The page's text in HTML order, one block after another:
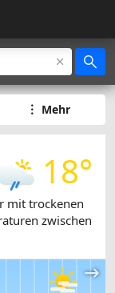
Mehr
18°
mit trockenen
zwischen